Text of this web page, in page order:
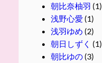
朝比奈柚羽 (1)
浅野心愛 (1)
浅羽ゆめ (2)
朝日しずく (1)
朝比ゆの(3)